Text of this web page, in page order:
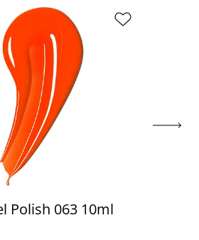
Polish 063 10ml